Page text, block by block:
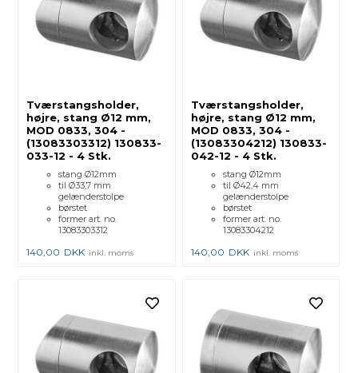
Tværstangsholder,
højre, stang Ø12 mm,
MOD 0833, 304 -
(13083303312) 130833-
033-12 - 4 Stk.
stang Ø12mm
til Ø33,7 mm
gelænderstolpe
børstet
former art. no.
13083303312
140,00 DKK inkl. moms
Tværstangsholder,
højre, stang Ø12 mm,
MOD 0833, 304 -
(13083304212) 130833-
042-12 - 4 Stk.
stang Ø12mm
til Ø42,4 mm
gelænderstolpe
børstet
former art. no.
13083304212
140,00 DKK inkl. moms